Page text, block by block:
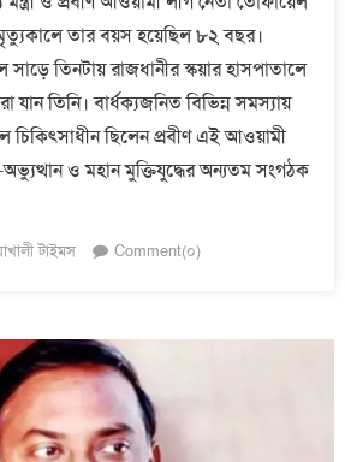
তার বয়স হয়েছিল ৮২ বছর।
তিনটায় রাজধানীর স্কয়ার হাসপাতালে
যান তিনি। বার্ধক্যজনিত বিভিন্ন সমস্যায়
চিকিৎসাধীন ছিলেন প্রবীণ এই আওয়ামী
ও মহান মুক্তিযুদ্ধের অন্যতম সংগঠক
টাইমস Comment(০)